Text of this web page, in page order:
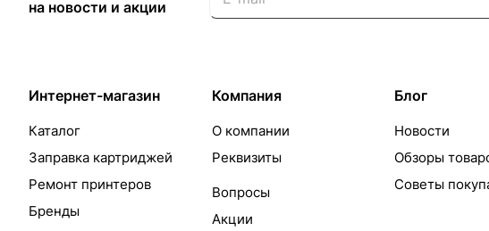
на новости и акции
Интернет-магазин
Каталог
Заправка картриджей
Ремонт принтеров
Бренды
Компания
О компании
Реквизиты
Вопросы
Акции
Блог
Новости
Обзоры
Советы